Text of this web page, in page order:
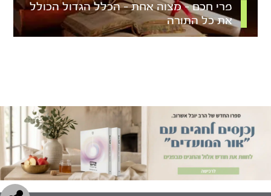
פרי חכם – מצוה אחת – הכלל הגדול הכולל
את כל התורה